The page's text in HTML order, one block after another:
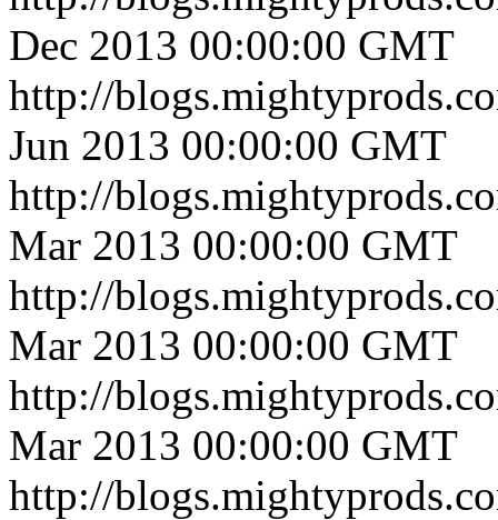
Dec 2013 00:00:00 GMT
http://
Jun 2013 00:00:00 GMT
http://
Mar 2013 00:00:00 GMT
http://
Mar 2013 00:00:00 GMT
http://
Mar 2013 00:00:00 GMT
http://